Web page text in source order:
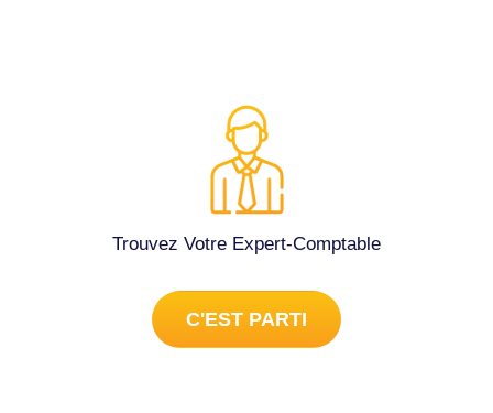
Trouvez Votre Expert-Comptable
C'EST PARTI